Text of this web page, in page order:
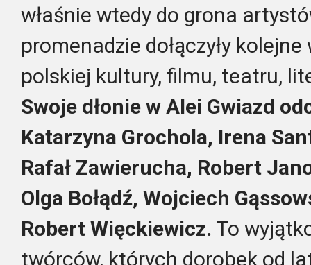
właśnie wtedy do grona
promenadzie dołączyły
polskiej kultury, filmu, teatru,
Swoje dłonie w Alei Gwiazd
Katarzyna Grochola, Irena
Rafał Zawierucha, Robert
Olga Bołądź, Wojciech
Robert Więckiewicz. To
twórców, których dorobek od